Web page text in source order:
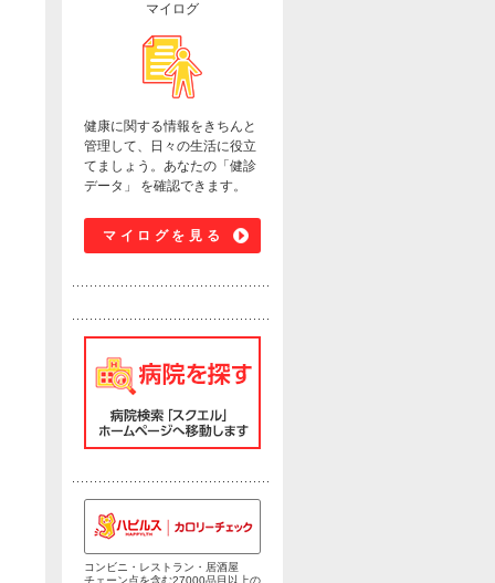
マイログ
健康に関する情報をきちんと
管理して、日々の生活に役立
てましょう。あなたの「健診
データ」 を確認できます。
マイログを見る
コンビニ・レストラン・居酒屋
チェーン点を含む27000品目以上の